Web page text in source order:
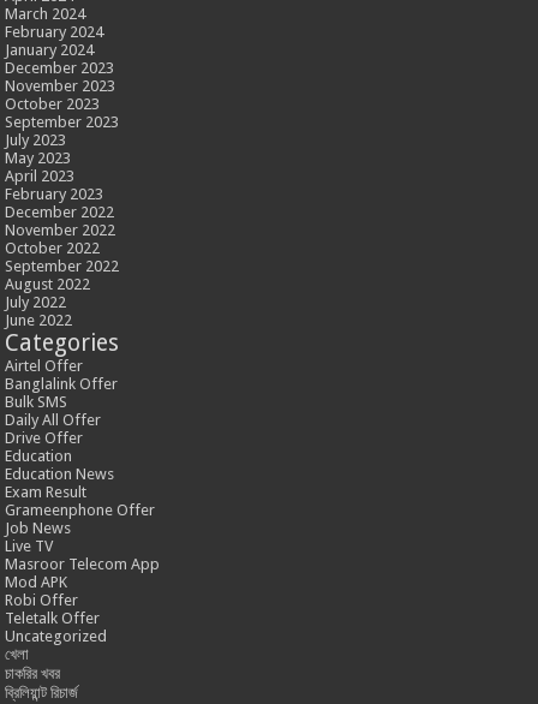
March 2024
February 2024
January 2024
December 2023
November 2023
October 2023
September 2023
July 2023
May 2023
April 2023
February 2023
December 2022
November 2022
October 2022
September 2022
August 2022
July 2022
June 2022
Categories
Airtel Offer
Banglalink Offer
Bulk SMS
Daily All Offer
Drive Offer
Education
Education News
Exam Result
Grameenphone Offer
Job News
Live TV
Masroor Telecom App
Mod APK
Robi Offer
Teletalk Offer
Uncategorized
খেলা
চাকরির খবর
ব্রিলিয়ান্ট রিচার্জ